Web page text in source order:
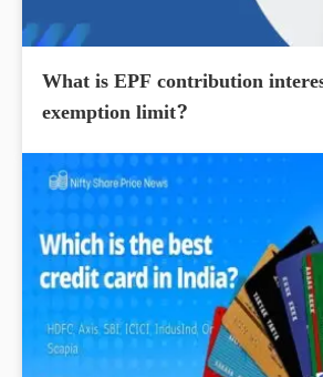
What is EPF contribution
exemption limit?